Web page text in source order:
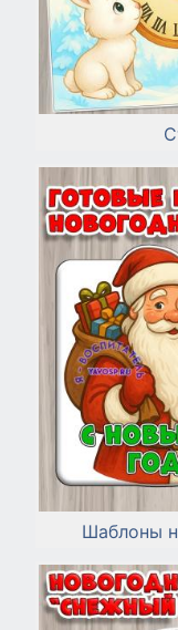
Шаблоны